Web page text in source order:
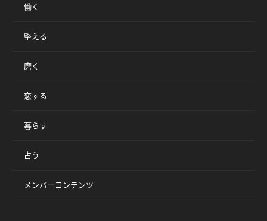
働く
整える
磨く
恋する
暮らす
占う
メンバーコンテンツ